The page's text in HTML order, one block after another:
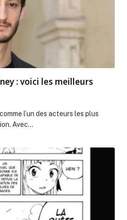
: voici les meilleurs
l’un des acteurs les plus
Avec…